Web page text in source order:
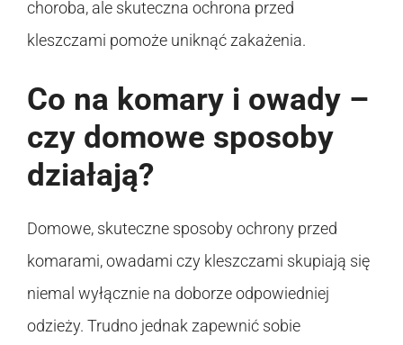
choroba, ale skuteczna ochrona przed
kleszczami pomoże uniknąć zakażenia.
Co na komary i owady –
czy domowe sposoby
działają?
Domowe, skuteczne sposoby ochrony przed
komarami, owadami czy kleszczami skupiają się
niemal wyłącznie na doborze odpowiedniej
odzieży. Trudno jednak zapewnić sobie